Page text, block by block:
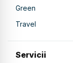
Green
Travel
Servicii